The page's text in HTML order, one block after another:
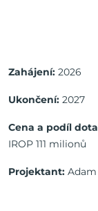
Zahájení: 2026
Ukončení: 2027
Cena a podíl
IROP 111 milionů
Projektant: